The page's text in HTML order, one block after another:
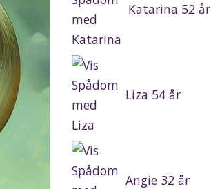
Katarina 52 år
Liza 54 år
Angie 32 år